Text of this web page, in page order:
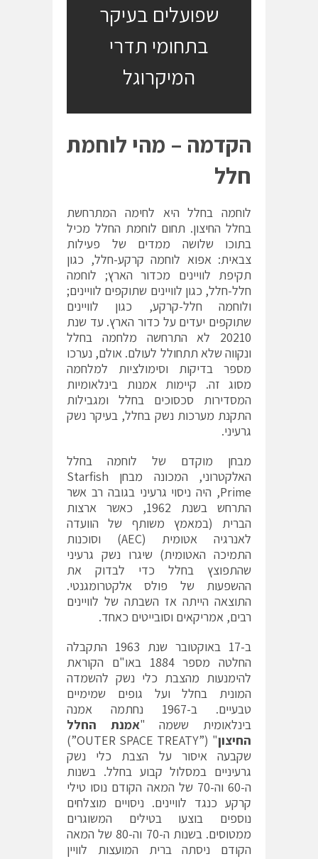
שפועלים בעיקר
בתחומי תדרי
המיקרוגל
הקדמה – מהי לוחמת
חלל
לוחמה בחלל היא לחימה המתרחשת
בחלל החיצון. תחום לוחמת החלל מכיל
בתוכו שלושה ממדים של פעילות
צבאית: אפוא לוחמה קרקע-חלל, כגון
תקיפת לוויינים מכדור הארץ; לוחמה
חלל-חלל, כגון לוויינים שתוקפים לוויינים;
ולוחמה חלל-קרקע, כגון לוויינים
שתוקפים יעדים על כדור הארץ. עד שנת
20210 לא התרחשה מלחמה בחלל
ונקווה שלא תתחולל לעולם. אולם, נערכו
מספר בדיקות וסימולציות למלחמה
מסוג זה. קיימות אמנות בינלאומיות
המסדירות סכסוכים בחלל ומגבילות
התקנת מערכות נשק בחלל, בעיקר נשק
גרעיני.
מבחן מוקדם של לוחמה בחלל
האלקטרוני, המכונה מבחן Starfish
Prime, היה ניסוי גרעיני בגובה רב אשר
התרחש בשנת 1962, כאשר ארצות
הברית (במאמץ משותף של הוועדה
לאנרגיה אטומית (AEC) וסוכנות
התמיכה האטומית) שיגרו נשק גרעיני
שהתפוצץ בחלל כדי לבדוק את
ההשפעות של פולס אלקטרומגנטי.
התוצאה הייתה אז השבתה של לוויינים
רבים, אמריקאים וסובייטים כאחד.
ב-17 באוקטובר שנת 1963 התקבלה
החלטה מספר 1884 באו"ם הקוראת
להימנעות מהצבת כלי נשק להשמדה
המונית בחלל ועל גופים שמימיים
טבעיים. ב-1967 נחתמה אמנה
בינלאומית ששמה "אמנת החלל
החיצון
" (”OUTER SPACE TREATY”)
שקבעה איסור על הצבת כלי נשק
גרעיניים במסלול קבוע בחלל. בשנות
ה-60 וה-70 של המאה הקודם נוסו טילי
קרקע כנגד לוויינים. ניסויים מוצלחים
נוספים בוצעו בטילים המשוגרים
ממטוסים. בשנות ה-70 וה-80 של המאה
הקודם ניסתה ברית המועצות לוויין